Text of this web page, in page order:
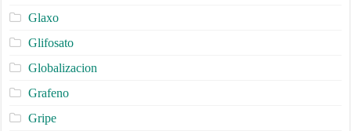
Glaxo
Glifosato
Globalizacion
Grafeno
Gripe